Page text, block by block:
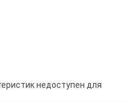
недоступен для